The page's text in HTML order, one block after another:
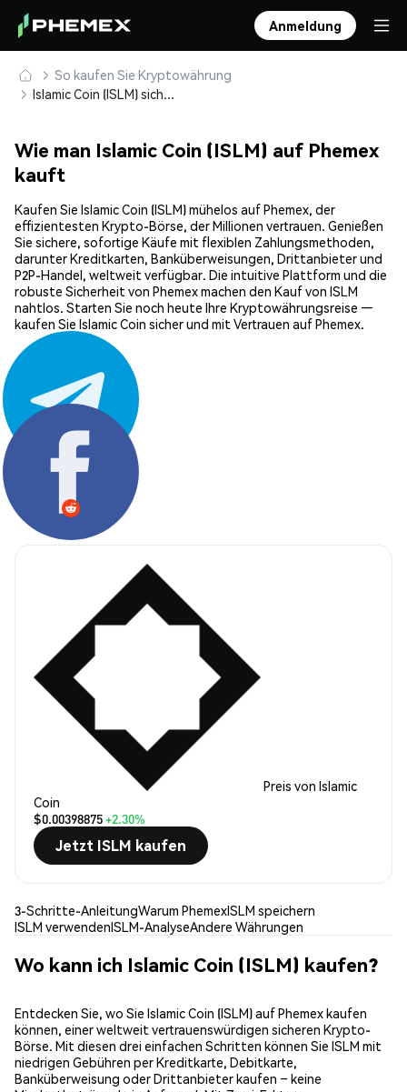
Anmeldung
So kaufen Sie Kryptowährung
Islamic Coin (ISLM) sicher kaufen und speichern
Wie man Islamic Coin (ISLM) auf Phemex
kauft
Kaufen Sie Islamic Coin (ISLM) mühelos auf Phemex, der
effizientesten Krypto-Börse, der Millionen vertrauen. Genießen
Sie sichere, sofortige Käufe mit flexiblen Zahlungsmethoden,
darunter Kreditkarten, Banküberweisungen, Drittanbieter und
P2P-Handel, weltweit verfügbar. Die intuitive Plattform und die
robuste Sicherheit von Phemex machen den Kauf von ISLM
nahtlos. Starten Sie noch heute Ihre Kryptowährungsreise —
kaufen Sie Islamic Coin sicher und mit Vertrauen auf Phemex.
Teilen:
Preis von Islamic
Coin
$0.00398875+2.30%
Jetzt ISLM kaufen
3-Schritte-AnleitungWarum PhemexISLM speichern
ISLM verwendenISLM-AnalyseAndere Währungen
Wo kann ich Islamic Coin (ISLM) kaufen?
Entdecken Sie, wo Sie Islamic Coin (ISLM) auf Phemex kaufen
können, einer weltweit vertrauenswürdigen sicheren Krypto-
Börse. Mit diesen drei einfachen Schritten können Sie ISLM mit
niedrigen Gebühren per Kreditkarte, Debitkarte,
Banküberweisung oder Drittanbieter kaufen – keine